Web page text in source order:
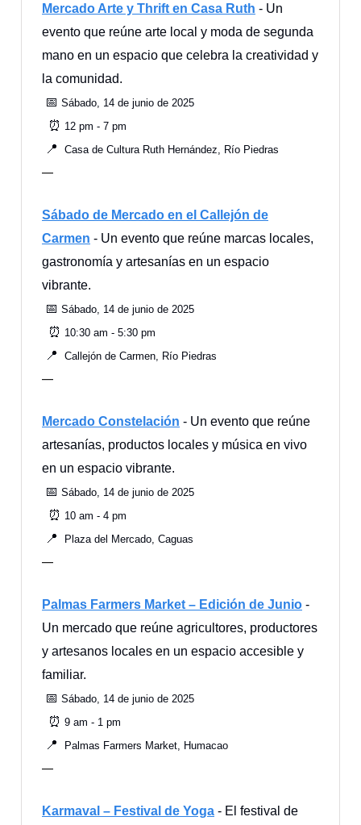
Mercado Arte y Thrift en Casa Ruth - Un
evento que reúne arte local y moda de segunda
mano en un espacio que celebra la creatividad y
la comunidad.
📅 Sábado, 14 de junio de 2025
⏰ 12 pm - 7 pm
📍 Casa de Cultura Ruth Hernández, Río Piedras
—
Sábado de Mercado en el Callejón de
Carmen - Un evento que reúne marcas locales,
gastronomía y artesanías en un espacio
vibrante.
📅 Sábado, 14 de junio de 2025
⏰ 10:30 am - 5:30 pm
📍 Callejón de Carmen, Río Piedras
—
Mercado Constelación - Un evento que reúne
artesanías, productos locales y música en vivo
en un espacio vibrante.
📅 Sábado, 14 de junio de 2025
⏰ 10 am - 4 pm
📍 Plaza del Mercado, Caguas
—
Palmas Farmers Market – Edición de Junio -
Un mercado que reúne agricultores, productores
y artesanos locales en un espacio accesible y
familiar.
📅 Sábado, 14 de junio de 2025
⏰ 9 am - 1 pm
📍 Palmas Farmers Market, Humacao
—
Karmaval – Festival de Yoga - El festival de